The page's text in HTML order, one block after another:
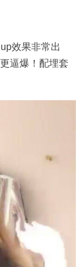
效果非常出
逼爆！配埋套